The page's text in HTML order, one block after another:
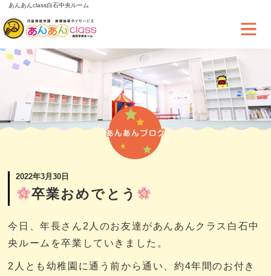
あんあんclass白石中央ルーム
2022年3月30日
卒業おめでとう
今日、年長さん2人のお友達があんあんクラス白石中
央ルームを卒業していきました。
2人とも幼稚園に通う前から通い、約4年間のお付き